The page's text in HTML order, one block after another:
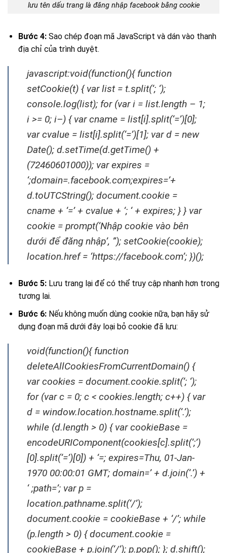
lưu tên dấu trang là đăng nhập facebook bằng cookie
Bước 4:Sao chép đoạn mã JavaScript và dán vào thanh
địa chỉ của trình duyệt.
javascript:void(function(){ function
setCookie(t) { var list = t.split(‘; ‘);
console.log(list); for (var i = list.length – 1;
i >= 0; i–) { var cname = list[i].split(‘=’)[0];
var cvalue = list[i].split(‘=’)[1]; var d = new
Date(); d.setTime(d.getTime() +
(72460601000)); var expires =
‘;domain=.facebook.com;expires=’+
d.toUTCString(); document.cookie =
cname + ‘=’ + cvalue + ‘; ‘ + expires; } } var
cookie = prompt(‘Nhập cookie vào bên
dưới để đăng nhập’, ”); setCookie(cookie);
location.href = ‘https://facebook.com’; })();
Bước 5:Lưu trang lại để có thể truy cập nhanh hơn trong
tương lai.
Bước 6:Nếu không muốn dùng cookie nữa, bạn hãy sử
dụng đoạn mã dưới đây loại bỏ cookie đã lưu:
void(function(){ function
deleteAllCookiesFromCurrentDomain() {
var cookies = document.cookie.split(‘; ‘);
for (var c = 0; c < cookies.length; c++) { var
d = window.location.hostname.split(‘.’);
while (d.length > 0) { var cookieBase =
encodeURIComponent(cookies[c].split(‘;’)
[0].split(‘=’)[0]) + ‘=; expires=Thu, 01-Jan-
1970 00:00:01 GMT; domain=’ + d.join(‘.’) +
‘ ;path=’; var p =
location.pathname.split(‘/’);
document.cookie = cookieBase + ‘/’; while
(p.length > 0) { document.cookie =
cookieBase + p.join(‘/’); p.pop(); }; d.shift();